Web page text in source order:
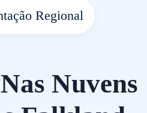
Regional
Nuvens